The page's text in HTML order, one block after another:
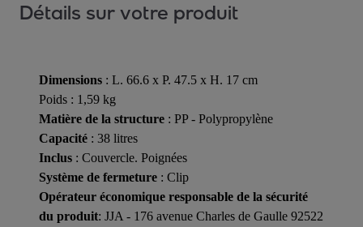
Détails sur votre produit
Dimensions : L. 66.6 x P. 47.5 x H. 17 cm
Poids : 1,59 kg
Matière de la structure : PP - Polypropylène
Capacité : 38 litres
Inclus : Couvercle. Poignées
Système de fermeture : Clip
Opérateur économique responsable de la sécurité
du produit: JJA - 176 avenue Charles de Gaulle 92522